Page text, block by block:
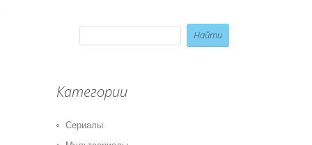
Категории
Сериалы